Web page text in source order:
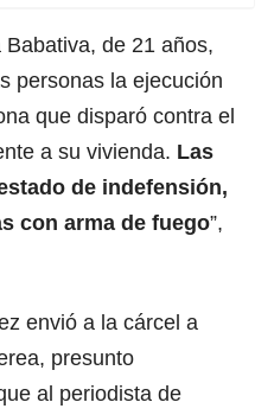
de 21 años,
personas la ejecución
que disparó contra el
a su vivienda. Las
de indefensión,
con arma de fuego”,
envió a la cárcel a
presunto
al periodista de